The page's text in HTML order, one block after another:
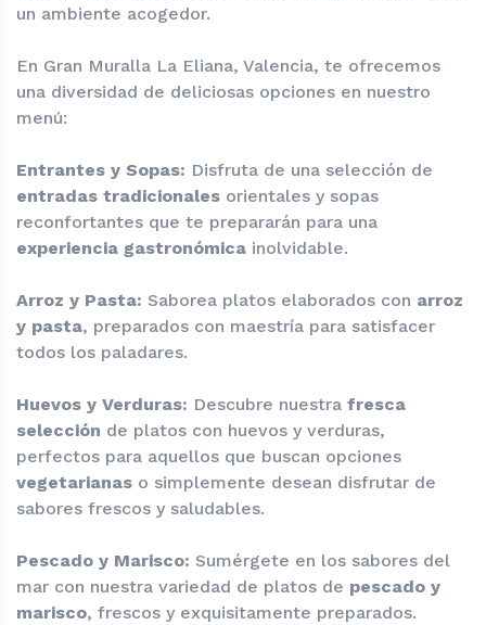
un ambiente acogedor.
En Gran Muralla La Eliana, Valencia, te ofrecemos
una diversidad de deliciosas opciones en nuestro
menú:
Entrantes y Sopas: Disfruta de una selección de
entradas tradicionales orientales y sopas
reconfortantes que te prepararán para una
experiencia gastronómica inolvidable.
Arroz y Pasta: Saborea platos elaborados con arroz
y pasta, preparados con maestría para satisfacer
todos los paladares.
Huevos y Verduras: Descubre nuestra fresca
selección de platos con huevos y verduras,
perfectos para aquellos que buscan opciones
vegetarianas o simplemente desean disfrutar de
sabores frescos y saludables.
Pescado y Marisco: Sumérgete en los sabores del
mar con nuestra variedad de platos de pescado y
marisco, frescos y exquisitamente preparados.